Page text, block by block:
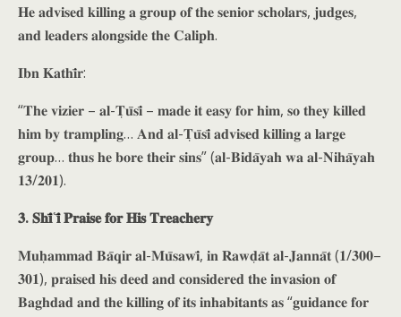
𝐇𝐞 𝐚𝐝𝐯𝐢𝐬𝐞𝐝 𝐤𝐢𝐥𝐥𝐢𝐧𝐠 𝐚 𝐠𝐫𝐨𝐮𝐩 𝐨𝐟 𝐭𝐡𝐞 𝐬𝐞𝐧𝐢𝐨𝐫 𝐬𝐜𝐡𝐨𝐥𝐚𝐫𝐬, 𝐣𝐮𝐝𝐠𝐞𝐬,
𝐚𝐧𝐝 𝐥𝐞𝐚𝐝𝐞𝐫𝐬 𝐚𝐥𝐨𝐧𝐠𝐬𝐢𝐝𝐞 𝐭𝐡𝐞 𝐂𝐚𝐥𝐢𝐩𝐡.
𝐈𝐛𝐧 𝐊𝐚𝐭𝐡𝐢̄𝐫:
“𝐓𝐡𝐞 𝐯𝐢𝐳𝐢𝐞𝐫 – 𝐚𝐥-𝐓̣𝐮̄𝐬𝐢̄ – 𝐦𝐚𝐝𝐞 𝐢𝐭 𝐞𝐚𝐬𝐲 𝐟𝐨𝐫 𝐡𝐢𝐦, 𝐬𝐨 𝐭𝐡𝐞𝐲 𝐤𝐢𝐥𝐥𝐞𝐝
𝐡𝐢𝐦 𝐛𝐲 𝐭𝐫𝐚𝐦𝐩𝐥𝐢𝐧𝐠… 𝐀𝐧𝐝 𝐚𝐥-𝐓̣𝐮̄𝐬𝐢̄ 𝐚𝐝𝐯𝐢𝐬𝐞𝐝 𝐤𝐢𝐥𝐥𝐢𝐧𝐠 𝐚 𝐥𝐚𝐫𝐠𝐞
𝐠𝐫𝐨𝐮𝐩… 𝐭𝐡𝐮𝐬 𝐡𝐞 𝐛𝐨𝐫𝐞 𝐭𝐡𝐞𝐢𝐫 𝐬𝐢𝐧𝐬” (𝐚𝐥-𝐁𝐢𝐝𝐚̄𝐲𝐚𝐡 𝐰𝐚 𝐚𝐥-𝐍𝐢𝐡𝐚̄𝐲𝐚𝐡
𝟏𝟑/𝟐𝟎𝟏).
𝟑. 𝐒𝐡𝐢̄ʿ𝐢̄ 𝐏𝐫𝐚𝐢𝐬𝐞 𝐟𝐨𝐫 𝐇𝐢𝐬 𝐓𝐫𝐞𝐚𝐜𝐡𝐞𝐫𝐲
𝐌𝐮𝐡̣𝐚𝐦𝐦𝐚𝐝 𝐁𝐚̄𝐪𝐢𝐫 𝐚𝐥-𝐌𝐮̄𝐬𝐚𝐰𝐢̄, 𝐢𝐧 𝐑𝐚𝐰𝐝̣𝐚̄𝐭 𝐚𝐥-𝐉𝐚𝐧𝐧𝐚̄𝐭 (𝟏/𝟑𝟎𝟎–
𝟑𝟎𝟏), 𝐩𝐫𝐚𝐢𝐬𝐞𝐝 𝐡𝐢𝐬 𝐝𝐞𝐞𝐝 𝐚𝐧𝐝 𝐜𝐨𝐧𝐬𝐢𝐝𝐞𝐫𝐞𝐝 𝐭𝐡𝐞 𝐢𝐧𝐯𝐚𝐬𝐢𝐨𝐧 𝐨𝐟
𝐁𝐚𝐠𝐡𝐝𝐚𝐝 𝐚𝐧𝐝 𝐭𝐡𝐞 𝐤𝐢𝐥𝐥𝐢𝐧𝐠 𝐨𝐟 𝐢𝐭𝐬 𝐢𝐧𝐡𝐚𝐛𝐢𝐭𝐚𝐧𝐭𝐬 𝐚𝐬 “𝐠𝐮𝐢𝐝𝐚𝐧𝐜𝐞 𝐟𝐨𝐫